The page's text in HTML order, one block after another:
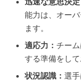
能力は、オー
ます。
適応力： チー
する準備をして
状況認識： 選